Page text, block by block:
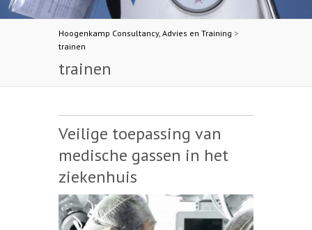
Hoogenkamp Consultancy, Advies en Training >
trainen
trainen
Veilige toepassing van
medische gassen in het
ziekenhuis